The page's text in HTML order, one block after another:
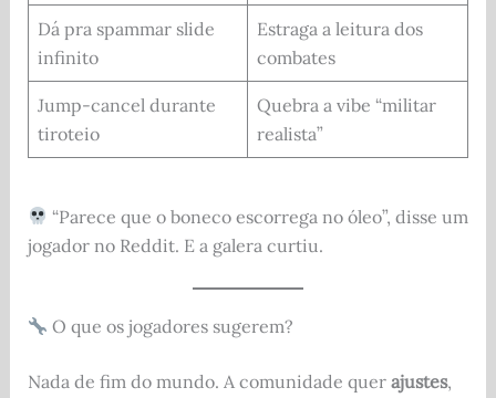
Dá pra spammar slide
infinito
Estraga a leitura dos
combates
Jump-cancel durante
tiroteio
Quebra a vibe “militar
realista”
“Parece que o boneco escorrega no óleo”, disse um
jogador no Reddit. E a galera curtiu.
O que os jogadores sugerem?
Nada de fim do mundo. A comunidade quer ajustes,